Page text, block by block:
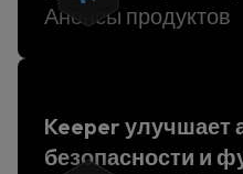
Анонсы продуктов
Keeper улучшает
безопасности и